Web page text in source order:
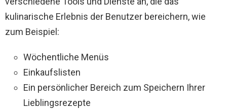
kulinarische Erlebnis der Benutzer bereichern, wie
zum Beispiel:
Wöchentliche Menüs
Einkaufslisten
Ein persönlicher Bereich zum Speichern Ihrer
Lieblingsrezepte